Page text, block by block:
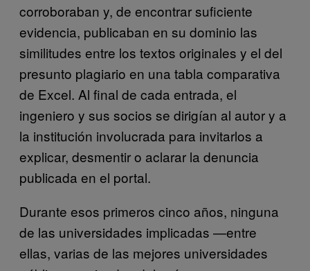
corroboraban y, de encontrar suficiente
evidencia, publicaban en su dominio las
similitudes entre los textos originales y el del
presunto plagiario en una tabla comparativa
de Excel. Al final de cada entrada, el
ingeniero y sus socios se dirigían al autor y a
la institución involucrada para invitarlos a
explicar, desmentir o aclarar la denuncia
publicada en el portal.
Durante esos primeros cinco años, ninguna
de las universidades implicadas —entre
ellas, varias de las mejores universidades